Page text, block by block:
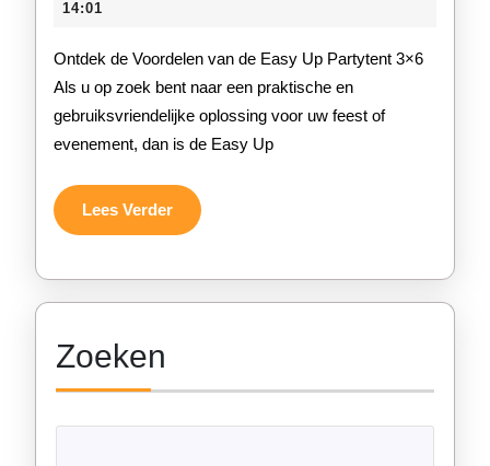
Voordelen
van
de
Easy
14:01
Ontdek de Voordelen van de Easy Up Partytent 3×6
Als u op zoek bent naar een praktische en
gebruiksvriendelijke oplossing voor uw feest of
evenement, dan is de Easy Up
Lees VerderLees
Verder
Zoeken